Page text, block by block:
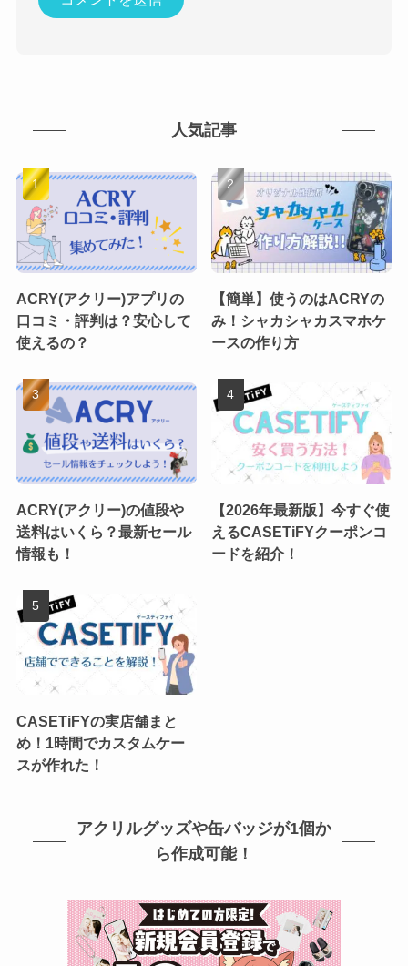
人気記事
ACRY(アクリー)アプリの
口コミ・評判は？安心して
使えるの？
【簡単】使うのはACRYの
み！シャカシャカスマホケ
ースの作り方
ACRY(アクリー)の値段や
送料はいくら？最新セール
情報も！
【2026年最新版】今すぐ使
えるCASETiFYクーポンコ
ードを紹介！
CASETiFYの実店舗まと
め！1時間でカスタムケー
スが作れた！
アクリルグッズや缶バッジが1個か
ら作成可能！